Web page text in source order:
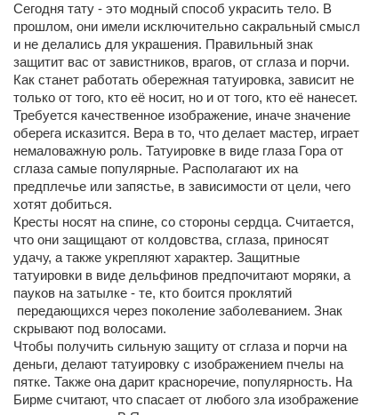
Сегодня тату - это модный способ украсить тело. В
прошлом, они имели исключительно сакральный смысл
и не делались для украшения. Правильный знак
защитит вас от завистников, врагов, от сглаза и порчи.
Как станет работать обережная татуировка, зависит не
только от того, кто её носит, но и от того, кто её нанесет.
Требуется качественное изображение, иначе значение
оберега исказится. Вера в то, что делает мастер, играет
немаловажную роль. Татуировке в виде глаза Гора от
сглаза самые популярные. Располагают их на
предплечье или запястье, в зависимости от цели, чего
хотят добиться.
Кресты носят на спине, со стороны сердца. Считается,
что они защищают от колдовства, сглаза, приносят
удачу, а также укрепляют характер. Защитные
татуировки в виде дельфинов предпочитают моряки, а
пауков на затылке - те, кто боится проклятий
передающихся через поколение заболеванием. Знак
скрывают под волосами.
Чтобы получить сильную защиту от сглаза и порчи на
деньги, делают татуировку с изображением пчелы на
пятке. Также она дарит красноречие, популярность. На
Бирме считают, что спасает от любого зла изображение